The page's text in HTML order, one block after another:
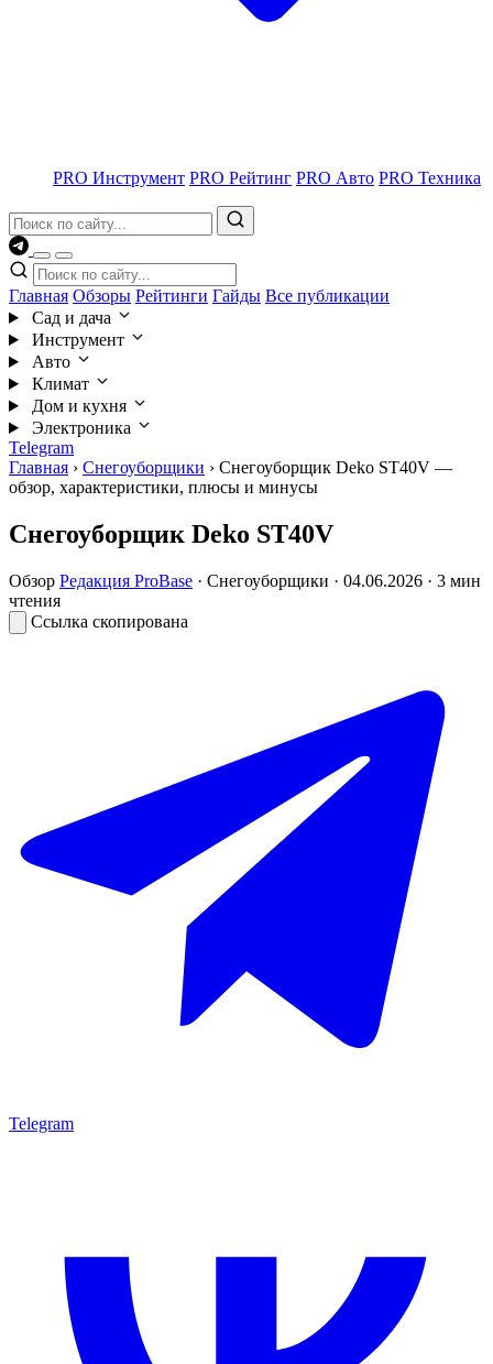
PRO Инструмент PRO Рейтинг PRO Авто PRO Техника
Главная Обзоры Рейтинги Гайды Все публикации
Сад и дача
Инструмент
Авто
Климат
Дом и кухня
Электроника
Telegram
Главная › Снегоуборщики › Снегоуборщик Deko ST40V —
обзор, характеристики, плюсы и минусы
Снегоуборщик Deko ST40V
Обзор Редакция ProBase · Снегоуборщики · 04.06.2026 · 3 мин
чтения
Ссылка скопирована
Telegram